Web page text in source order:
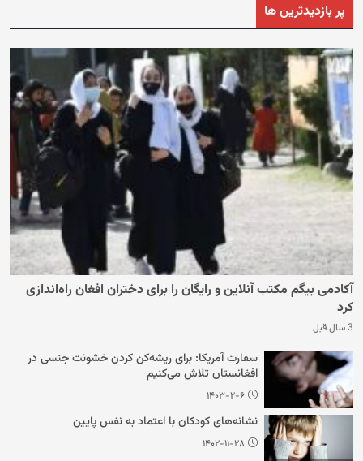
پر بازدیدترین ها
آکادمی بیگم مکتب آنلاین و رایگان را برای دختران افغان راه‌اندازی
کرد
3 سال قبل
سفارت آمریکا: برای ریشه‌کن کردن خشونت جنسی در
افغانستان تلاش می‌کنیم
۱۴۰۳-۲-۶
نشانه‌های کودکان با اعتماد به نفس پایین
۱۴۰۲-۱۱-۲۸